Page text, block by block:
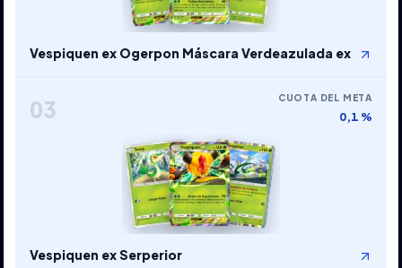
Vespiquen ex Ogerpon Máscara Verdeazulada ex
03 CUOTA DEL META
0,1 %
Vespiquen ex Serperior